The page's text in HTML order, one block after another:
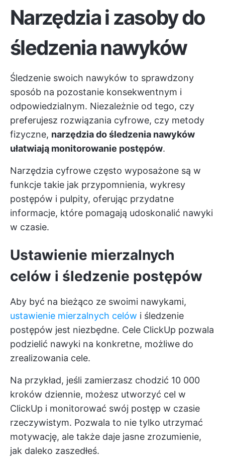
Narzędzia i zasoby do
śledzenia nawyków
Śledzenie swoich nawyków to sprawdzony
sposób na pozostanie konsekwentnym i
odpowiedzialnym. Niezależnie od tego, czy
preferujesz rozwiązania cyfrowe, czy metody
fizyczne, narzędzia do śledzenia nawyków
ułatwiają monitorowanie postępów.
Narzędzia cyfrowe często wyposażone są w
funkcje takie jak przypomnienia, wykresy
postępów i pulpity, oferując przydatne
informacje, które pomagają udoskonalić nawyki
w czasie.
Ustawienie mierzalnych
celów i śledzenie postępów
Aby być na bieżąco ze swoimi nawykami,
ustawienie mierzalnych celów i śledzenie
postępów jest niezbędne. Cele ClickUp pozwala
podzielić nawyki na konkretne, możliwe do
zrealizowania cele.
Na przykład, jeśli zamierzasz chodzić 10 000
kroków dziennie, możesz utworzyć cel w
ClickUp i monitorować swój postęp w czasie
rzeczywistym. Pozwala to nie tylko utrzymać
motywację, ale także daje jasne zrozumienie,
jak daleko zaszedłeś.